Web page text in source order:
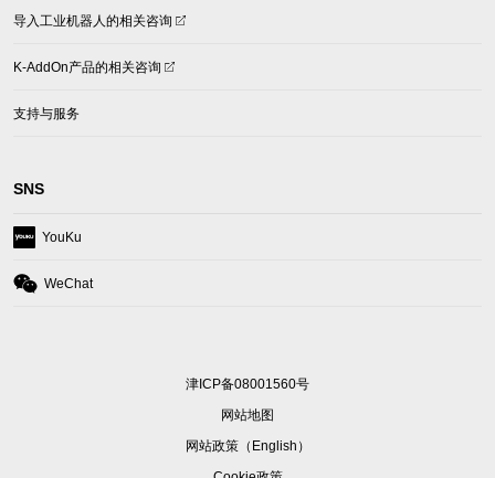
导入工业机器人的相关咨询
(opens
a
tab)
K-AddOn产品的相关咨询
(opens
a
支持与服务
SNS
YouKu
(opens
a
WeChat
(opens
津ICP备08001560号
网站地图
网站政策（English）